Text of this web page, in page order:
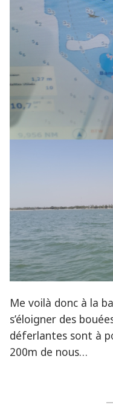
Me voilà donc à la
s’éloigner des
déferlantes sont à
200m de nous…